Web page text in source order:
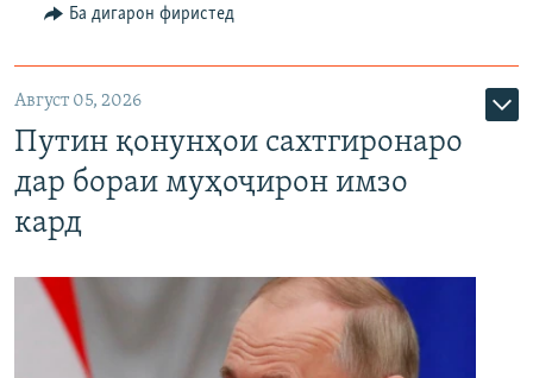
Ба дигарон фиристед
Август 05, 2026
Путин қонунҳои сахтгиронаро
дар бораи муҳоҷирон имзо
кард